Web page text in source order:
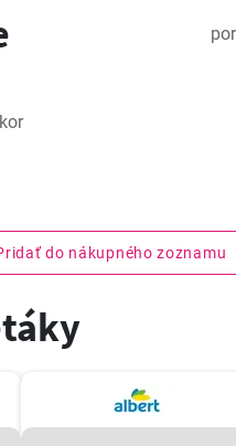
do nákupného zoznamu